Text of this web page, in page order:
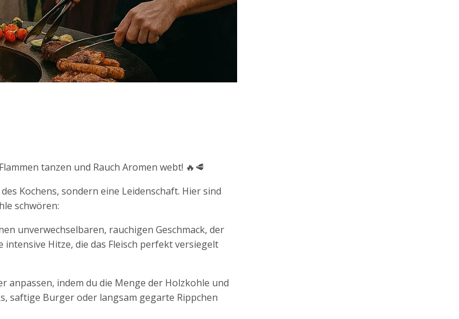
tanzen und Rauch Aromen webt! 🔥🥩
Kochens, sondern eine Leidenschaft. Hier sind
schwören:
unverwechselbaren, rauchigen Geschmack, der
Hitze, die das Fleisch perfekt versiegelt
indem du die Menge der Holzkohle und
saftige Burger oder langsam gegarte Rippchen